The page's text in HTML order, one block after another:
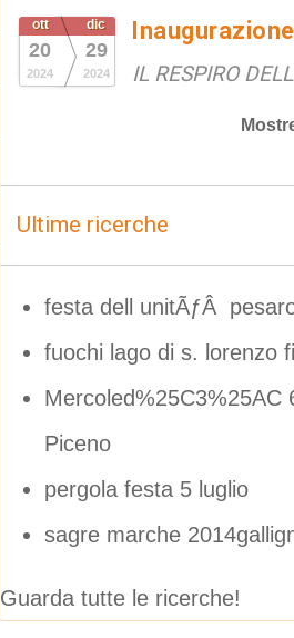
ott
20
2024
dic
29
2024 IL RESPIRO
Ultime ricerche
festa dell unitÃƒÂ
fuochi lago di s. lorenzo
Mercoled%25C3%25AC
Piceno
pergola festa 5 luglio
sagre marche
Guarda tutte le ricerche!